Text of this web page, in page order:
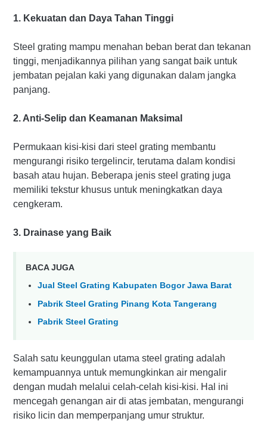
1. Kekuatan dan Daya Tahan Tinggi
Steel grating mampu menahan beban berat dan tekanan
tinggi, menjadikannya pilihan yang sangat baik untuk
jembatan pejalan kaki yang digunakan dalam jangka
panjang.
2. Anti-Selip dan Keamanan Maksimal
Permukaan kisi-kisi dari steel grating membantu
mengurangi risiko tergelincir, terutama dalam kondisi
basah atau hujan. Beberapa jenis steel grating juga
memiliki tekstur khusus untuk meningkatkan daya
cengkeram.
3. Drainase yang Baik
BACA JUGA
Jual Steel Grating Kabupaten Bogor Jawa Barat
Pabrik Steel Grating Pinang Kota Tangerang
Pabrik Steel Grating
Salah satu keunggulan utama steel grating adalah
kemampuannya untuk memungkinkan air mengalir
dengan mudah melalui celah-celah kisi-kisi. Hal ini
mencegah genangan air di atas jembatan, mengurangi
risiko licin dan memperpanjang umur struktur.